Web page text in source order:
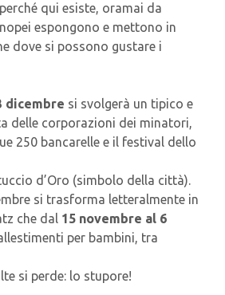
qui esiste, oramai da
espongono e mettono in
dove si possono gustare i
dicembre si svolgerà un tipico e
delle corporazioni dei minatori,
250 bancarelle e il festival dello
d’Oro (simbolo della città).
si trasforma letteralmente in
che dal 15 novembre al 6
per bambini, tra
si perde: lo stupore!